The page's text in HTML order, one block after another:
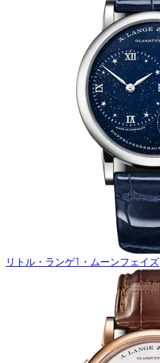
リトル・ランゲ1・ムーンフェイズ